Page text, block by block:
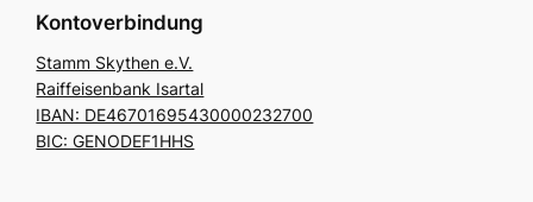
Kontoverbindung
Stamm Skythen e.V.
Raiffeisenbank Isartal
IBAN: DE46701695430000232700
BIC: GENODEF1HHS